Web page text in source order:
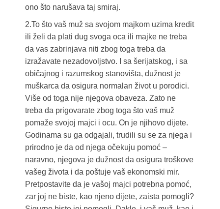
ono što narušava taj smiraj.
2.To što vaš muž sa svojom majkom uzima kredit
ili želi da plati dug svoga oca ili majke ne treba
da vas zabrinjava niti zbog toga treba da
izražavate nezadovoljstvo. I sa šerijatskog, i sa
običajnog i razumskog stanovišta, dužnost je
muškarca da osigura normalan život u porodici.
Više od toga nije njegova obaveza. Zato ne
treba da prigovarate zbog toga što vaš muž
pomaže svojoj majci i ocu. On je njihovo dijete.
Godinama su ga odgajali, trudili su se za njega i
prirodno je da od njega očekuju pomoć –
naravno, njegova je dužnost da osigura troškove
vašeg života i da poštuje vaš ekonomski mir.
Pretpostavite da je vašoj majci potrebna pomoć,
zar joj ne biste, kao njeno dijete, zaista pomogli?